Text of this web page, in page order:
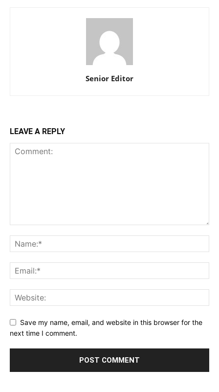
Senior Editor
LEAVE A REPLY
Save my name, email, and website in this browser for the
next time I comment.